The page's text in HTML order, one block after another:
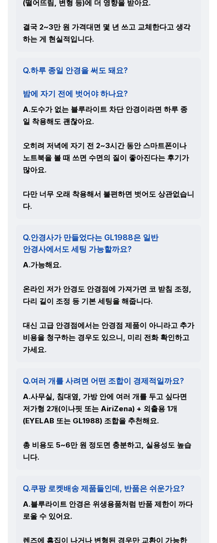
(떨어뜨림, 변형 등)에 더 영향을 받아요.
결국 2~3만 원 가격대면 몇 년 쓰고 교체한다고 생각
하는 게 현실적입니다.
Q.하루 종일 안경을 써도 돼요?
밤에 자기 전에 벗어야 하나요?
A.도수가 없는 블루라이트 차단 안경이라면 하루 종
일 착용해도 괜찮아요.
오히려 저녁에 자기 전 2~3시간 동안 스마트폰이나
노트북을 볼 때 쓰면 수면의 질이 좋아진다는 후기가
많아요.
다만 너무 오래 착용해서 불편하면 벗어도 상관없습니
다.
Q.안경사가 만들었다는 GL1988은 일반
안경사에서도 세팅 가능할까요?
A.가능해요.
온라인 저가 안경도 안경점에 가져가면 코 받침 조정,
다리 길이 조정 등 기본 세팅을 해줍니다.
대신 고급 안경점에서는 안경점 제품이 아니라고 추가
비용을 청구하는 경우도 있으니, 미리 전화 확인하고
가세요.
Q.여러 개를 사려면 어떤 조합이 경제적일까요?
A.사무실, 침대옆, 가방 안에 여러 개를 두고 싶다면
저가형 2개(이나핏 또는 AiriZena) + 외출용 1개
(EYELAB 또는 GL1988) 조합을 추천해요.
총 비용도 5~6만 원 정도면 충분하고, 실용성도 높습
니다.
Q.쿠팡 로켓배송 제품들인데, 반품은 쉬운가요?
A.블루라이트 안경은 위생용품처럼 반품 제한이 까다
로울 수 있어요.
렌즈에 흠집이 나거나 변형된 경우만 교환이 가능한